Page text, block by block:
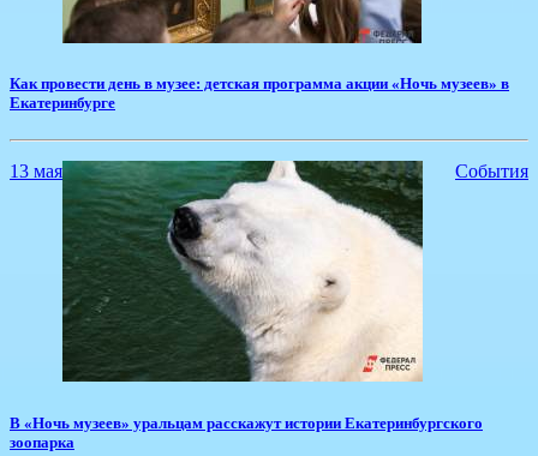
​Как провести день в музее: детская программа акции «Ночь музеев» в
Екатеринбурге
13 мая События
В «Ночь музеев» уральцам расскажут истории Екатеринбургского
зоопарка